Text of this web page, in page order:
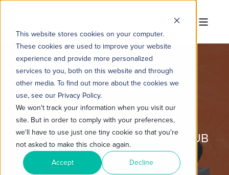
This website stores cookies on your computer.
These cookies are used to improve your website
experience and provide more personalized
services to you, both on this website and through
other media. To find out more about the cookies we
use, see our Privacy Policy.
We won't track your information when you visit our
site. But in order to comply with your preferences,
we'll have to use just one tiny cookie so that you're
not asked to make this choice again.
Accept Decline
5 MIN READ
COMO FAZER SUA EQUIPE
VENDER MAIS COM O SALES HUB